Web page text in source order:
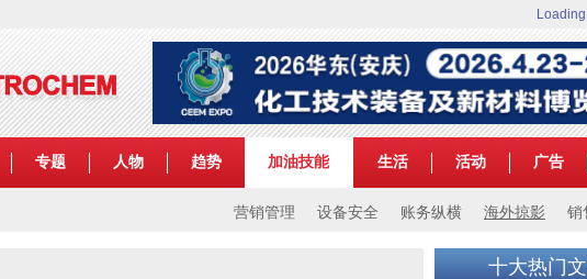
专题 人物 趋势 加油技能
营销管理 设备安全 账务纵横 海外掠影 销
生活 活动 广告
十大热门